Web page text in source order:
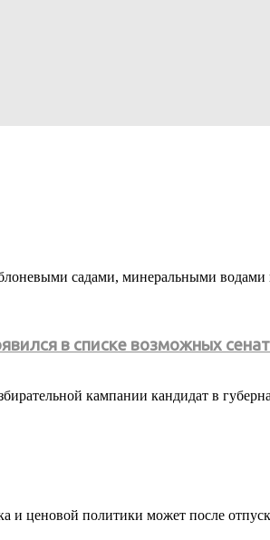
садами, минеральными
в списке возможных
кампании кандидат в
и ценовой политики может после